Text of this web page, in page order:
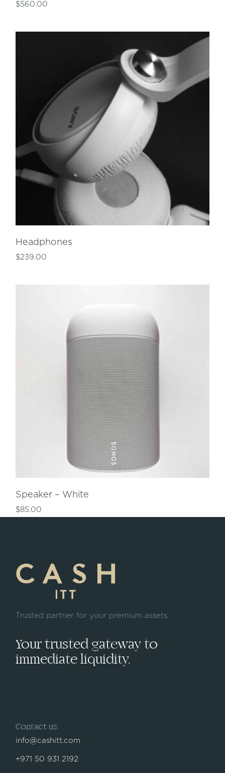
$560.00
Headphones
$239.00
Speaker – White
$85.00
Trusted partner for your premium assets.
Your trusted gateway to
immediate liquidity.
Contact us:
info@cashitt.com
+971 50 931 2192